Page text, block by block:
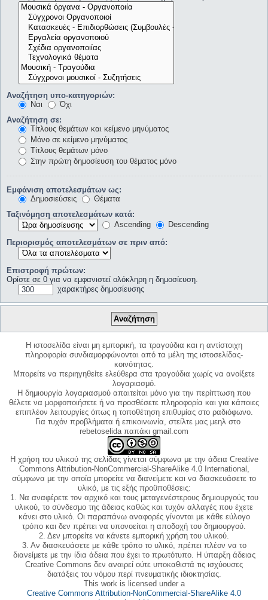
Αναζήτηση υπο-κατηγοριών:
Ναι
Όχι
Αναζήτηση σε:
Τίτλους θεμάτων και κείμενο μηνύματος
Μόνο σε κείμενο μηνύματος
Τίτλους θεμάτων μόνο
Στην πρώτη δημοσίευση του θέματος μόνο
Εμφάνιση αποτελεσμάτων ως:
Δημοσιεύσεις
Θέματα
Ταξινόμηση αποτελεσμάτων κατά:
Ascending
Descending
Περιορισμός αποτελεσμάτων σε πριν από:
Επιστροφή πρώτων:
Ορίστε σε 0 για να εμφανιστεί ολόκληρη η δημοσίευση.
χαρακτήρες δημοσίευσης
Η ιστοσελίδα είναι μη εμπορική, τα τραγούδια και η αντίστοιχη
πληροφορία συνδιαμορφώνονται από τα μέλη της ιστοσελίδας-
κοινότητας.
Μπορείτε να περιηγηθείτε ελεύθερα στα τραγούδια χωρίς να ανοίξετε
λογαριασμό.
Η δημιουργία λογαριασμού απαιτείται μόνο για την περίπτωση που
θέλετε να μορφοποιήσετε ή να προσθέσετε πληροφορία και για κάποιες
επιπλέον λειτουργίες όπως η τοποθέτηση επιθυμίας στο ραδιόφωνο.
Για τυχόν προβλήματα ή επικοινωνία, στείλτε μας μεηλ στο
rebetoselida παπάκι gmail.com
Η χρήση του υλικού της σελίδας γίνεται σύμφωνα με την άδεια Creative
Commons Attribution-NonCommercial-ShareAlike 4.0 International,
σύμφωνα με την οποία μπορείτε να διανείμετε και να διασκευάσετε το
υλικό, με τις εξής προϋποθέσεις:
1. Να αναφέρετε τον αρχικό και τους μεταγενέστερους δημιουργούς του
υλικού, το σύνδεσμο της άδειας καθώς και τυχόν αλλαγές που έχετε
κάνει στο υλικό. Οι παραπάνω αναφορές γίνονται με κάθε εύλογο
τρόπο και δεν πρέπει να υπονοείται η αποδοχή του δημιουργού.
2. Δεν μπορείτε να κάνετε εμπορική χρήση του υλικού.
3. Αν διασκευάσετε με κάθε τρόπο το υλικό, πρέπει πλέον να το
διανείμετε με την ίδια άδεια που έχει το πρωτότυπο. Η ύπαρξη άδειας
Creative Commons δεν αναιρεί ούτε υποκαθιστά τις ισχύουσες
διατάξεις του νόμου περί πνευματικής ιδιοκτησίας.
This work is licensed under a
Creative Commons Attribution-NonCommercial-ShareAlike 4.0